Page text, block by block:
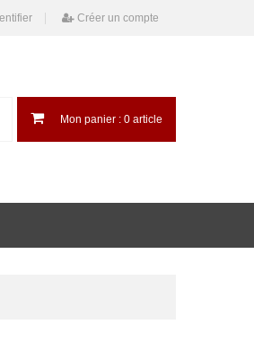
Créer un compte
Mon panier : 0 article